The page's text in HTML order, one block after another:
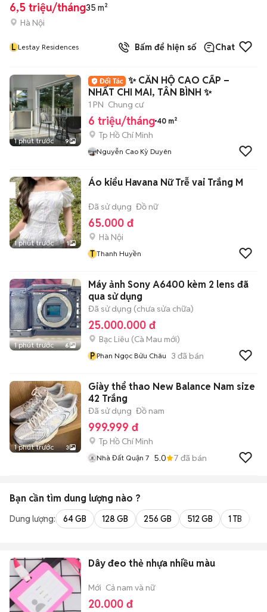
6,5 triệu/tháng35 m²
Hà Nội
L Lestay Residences Bấm để hiện số Chat
1 phút trước 9
✨ CĂN HỘ CAO CẤP –
NHẤT CHI MAI, TÂN BÌNH ✨
1 PN Chung cư
6 triệu/tháng 40 m²
Tp Hồ Chí Minh
Nguyễn Cao Kỳ Duyên
1 phút trước 1
Áo kiểu Havana Nữ Trễ vai Trắng M
Đã sử dụng Đồ nữ
65.000 đ
Hà Nội
T Thanh Huyền
1 phút trước 6
Máy ảnh Sony A6400 kèm 2 lens đã
qua sử dụng
Đã sử dụng (chưa sửa chữa)
25.000.000 đ
Bạc Liêu (Cà Mau mới)
P Phan Ngọc Bửu Châu 3 đã bán
1 phút trước 3
Giày thể thao New Balance Nam size
42 Trắng
Đã sử dụng Đồ nam
999.999 đ
Tp Hồ Chí Minh
Nhà Đất Quận 7 5.0 7 đã bán
Bạn cần tìm dung lượng nào ?
Dung lượng: 64 GB 128 GB 256 GB 512 GB 1 TB
Dây đeo thẻ nhựa nhiều màu
Mới Cả nam và nữ
20.000 đ